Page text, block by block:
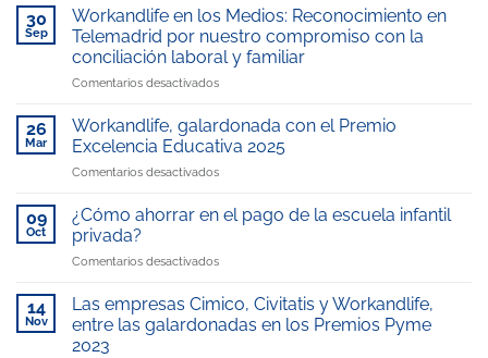
Escuela
Infantil
del
Hospital
Universitario
Juan
Carlos,
gestionada
por
reconocida
escuela
de
la
30
Sep
Workandlife en los Medios: Reconocimiento en
Telemadrid por nuestro compromiso con la
conciliación laboral y familiar
Comentarios desactivadosen
en
los
Medios:
Reconocimiento
Telemadrid
compromiso
la
conciliación
26
Mar
Workandlife, galardonada con el Premio
Excelencia Educativa 2025
Comentarios desactivadosen
galardonada
Premio
Educativa
2025
09
Oct
¿Cómo ahorrar en el pago de la escuela infantil
privada?
Comentarios desactivadosen
ahorrar
el
14
Nov
Las empresas Cimico, Civitatis y Workandlife,
entre las galardonadas en los Premios Pyme
2023